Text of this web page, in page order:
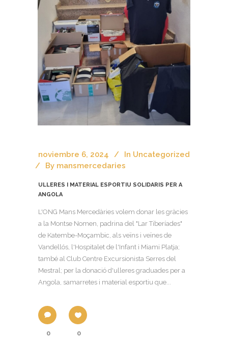
noviembre 6, 2024 In Uncategorized
By mansmercedaries
ULLERES I MATERIAL ESPORTIU SOLIDARIS PER A
ANGOLA
L'ONG Mans Mercedàries volem donar les gràcies
a la Montse Nomen, padrina del "Lar Tiberíades"
de Katembe-Moçambic, als veïns i veïnes de
Vandellós, l'Hospitalet de l'Infant i Miami Platja;
també al Club Centre Excursionista Serres del
Mestral; per la donació d'ulleres graduades per a
Angola, samarretes i material esportiu que...
0 0